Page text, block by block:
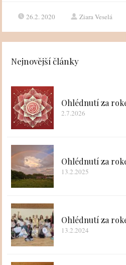
26.2. 2020 Ziara Veselá
Nejnovější články
Ohlédnutí za
2.7.2026
Ohlédnutí za
13.2.2025
Ohlédnutí za
13.2.2024